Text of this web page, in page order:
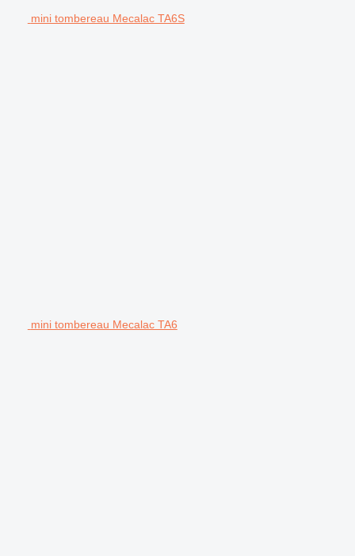
mini tombereau Mecalac TA6S
mini tombereau Mecalac TA6